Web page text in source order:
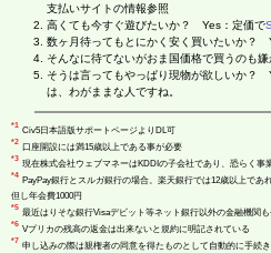
支払いサイトの情報参照
高くても今すぐ遊びたいか？ Yes：定価で
数ヶ月待ってもとにかく安く買いたいか
そんなに待てないがおま国価格で買うのも
そうは言ってもやっぱり現物が欲しいか
は、わがままな人ですね。
*1 Civ5日本語版サポートページよりDL可
*2 口座開設には満15歳以上である事が必要
*3 現在株式会社ウェブマネーはKDDIの子会社であり、恐らく事
*4 PayPay銀行とスルガ銀行の場合。楽天銀行では12歳以上であ
但し年会費1000円
*5 最近はりそな銀行Visaデビット等ネット銀行以外の金融機関
*6 Vプリカの残高の返金は出来ないと規約に明記されている
*7 申し込みの際は親権者の同意を得たものとして自動的に手続